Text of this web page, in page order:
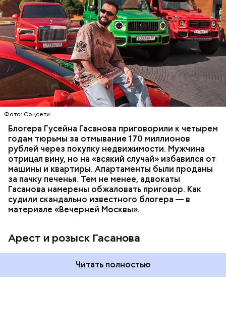
Фото: Соцсети
Блогера Гусейна Гасанова приговорили к четырем
годам тюрьмы за отмывание 170 миллионов
рублей через покупку недвижимости. Мужчина
отрицал вину, но на «всякий случай» избавился от
машины и квартиры. Апартаменты были проданы
за пачку печенья. Тем не менее, адвокаты
Гасанова намерены обжаловать приговор. Как
судили скандально известного блогера — в
материале «Вечерней Москвы».
Арест и розыск Гасанова
В мае 2025 года МВД РФ объявило в
международный розыскблогера Гусейна Гасанова.
В его отношении возбудили уголовное дело о
неуплате налогов и легализации преступных
доходов в особо крупном размере. В тот же день
мужчину заочно арестовали.
Фото: База розыска МВД РФ
Читать полностью
НАЛОГИ ПОИСК ЛЮДЕЙ ДЕНЬГИ
МВД
ГАСАН ГУСЕЙНОВ